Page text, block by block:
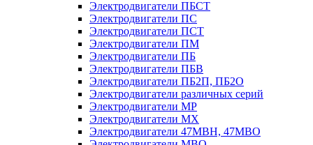
Электродвигатели ПБСТ
Электродвигатели ПС
Электродвигатели ПСТ
Электродвигатели ПМ
Электродвигатели ПБ
Электродвигатели ПБВ
Электродвигатели ПБ2П, ПБ2О
Электродвигатели различных серий
Электродвигатели МР
Электродвигатели MX
Электродвигатели 47MBH, 47МВО